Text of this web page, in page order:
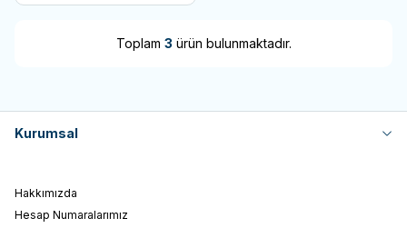
Toplam 3 ürün bulunmaktadır.
Kurumsal
Hakkımızda
Hesap Numaralarımız